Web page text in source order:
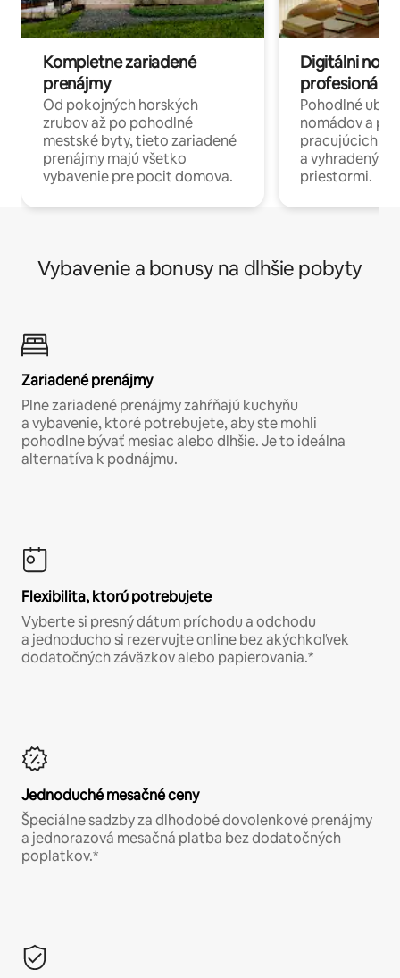
Kompletne zariadené
prenájmy
Od pokojných horských
zrubov až po pohodlné
mestské byty, tieto zariadené
prenájmy majú všetko
vybavenie pre pocit domova.
Digitálni
profesionáli
Pohodlné
nomádov a
pracujúcich
a
priestormi.
Vybavenie a bonusy na dlhšie pobyty
Zariadené prenájmy
Plne zariadené prenájmy zahŕňajú kuchyňu
a vybavenie, ktoré potrebujete, aby ste mohli
pohodlne bývať mesiac alebo dlhšie. Je to ideálna
alternatíva k podnájmu.
Flexibilita, ktorú potrebujete
Vyberte si presný dátum príchodu a odchodu
a jednoducho si rezervujte online bez akýchkoľvek
dodatočných záväzkov alebo papierovania.*
Jednoduché mesačné ceny
Špeciálne sadzby za dlhodobé dovolenkové prenájmy
a jednorazová mesačná platba bez dodatočných
poplatkov.*